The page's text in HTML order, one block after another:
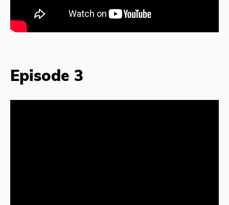
Episode 3